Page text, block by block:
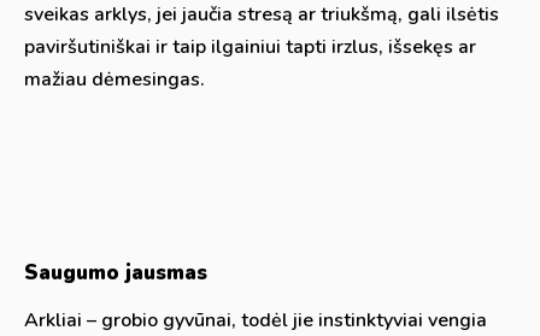
sveikas arklys, jei jaučia stresą ar triukšmą, gali ilsėtis
paviršutiniškai ir taip ilgainiui tapti irzlus, išsekęs ar
mažiau dėmesingas.
Saugumo jausmas
Arkliai – grobio gyvūnai, todėl jie instinktyviai vengia